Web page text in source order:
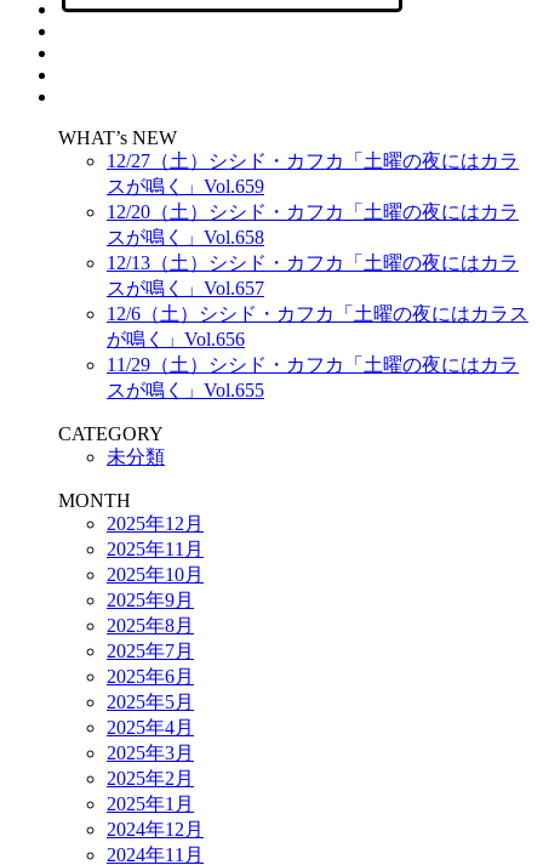
WHAT’s NEW
12/27（土）シシド・カフカ「土曜の夜にはカラ
スが鳴く」Vol.659
12/20（土）シシド・カフカ「土曜の夜にはカラ
スが鳴く」Vol.658
12/13（土）シシド・カフカ「土曜の夜にはカラ
スが鳴く」Vol.657
12/6（土）シシド・カフカ「土曜の夜にはカラス
が鳴く」Vol.656
11/29（土）シシド・カフカ「土曜の夜にはカラ
スが鳴く」Vol.655
CATEGORY
未分類
MONTH
2025年12月
2025年11月
2025年10月
2025年9月
2025年8月
2025年7月
2025年6月
2025年5月
2025年4月
2025年3月
2025年2月
2025年1月
2024年12月
2024年11月